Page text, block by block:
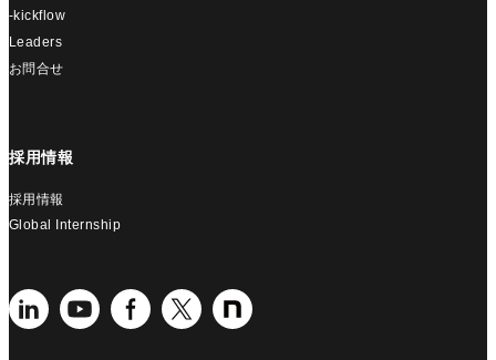
-kickflow
Leaders
お問合せ
採用情報
採用情報
Global Internship